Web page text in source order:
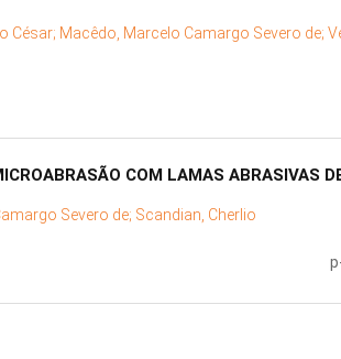
César; Macêdo, Marcelo Camargo Severo de;
COM LAMAS ABRASIVAS
Severo de; Scandian, Cherlio